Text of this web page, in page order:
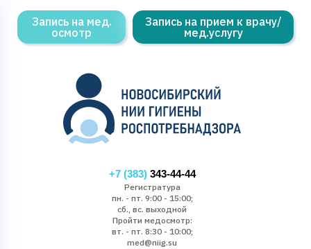
Запись на мед.
осмотр
Запись на прием к врачу/
мед.услугу
+7 (383)343-44-44
Регистратура
пн. - пт. 9:00 - 15:00;
сб., вс. выходной
Пройти медосмотр:
вт. - пт. 8:30 - 10:00;
med@niig.su